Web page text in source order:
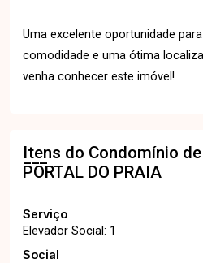
Uma excelente oportunidade
comodidade e uma ótima
venha conhecer este imóvel!
Itens do Condomínio
PORTAL DO PRAIA
Serviço
Elevador Social: 1
Social